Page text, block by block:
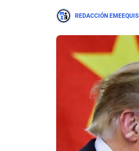
REDACCIÓN EMEEQUIS